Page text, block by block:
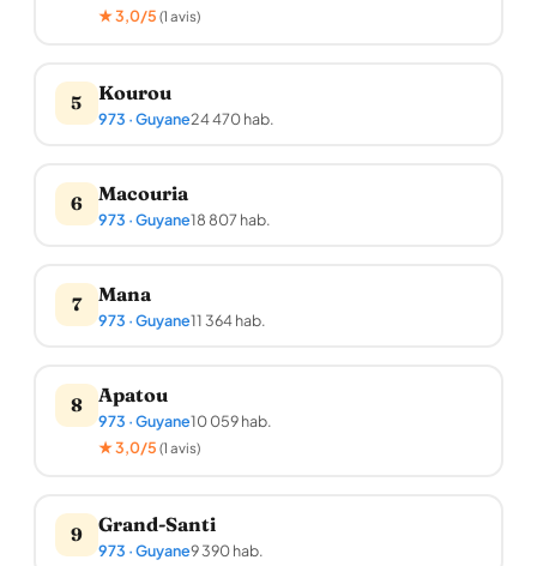
★ 3,0/5 (1 avis)
5 Kourou
973 · Guyane24 470 hab.
6 Macouria
973 · Guyane18 807 hab.
7 Mana
973 · Guyane11 364 hab.
8 Apatou
973 · Guyane10 059 hab.
★ 3,0/5 (1 avis)
9 Grand-Santi
973 · Guyane9 390 hab.